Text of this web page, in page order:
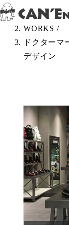
Skip to content
TOP /
WORKS /
ドクターマ
デザイン